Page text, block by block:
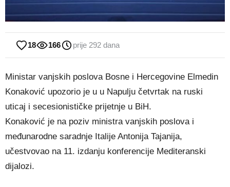
18 166 prije 292 dana
Ministar vanjskih poslova Bosne i Hercegovine Elmedin
Konaković upozorio je u u Napulju četvrtak na ruski
uticaj i secesionističke prijetnje u BiH.
Konaković je na poziv ministra vanjskih poslova i
međunarodne saradnje Italije Antonija Tajanija,
učestvovao na 11. izdanju konferencije Mediteranski
dijalozi.